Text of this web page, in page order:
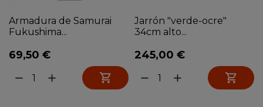
Armadura de Samurai
Fukushima...
69,50 €
remove add 
Jarrón "verde-ocre"
34cm alto...
245,00 €
remove add 